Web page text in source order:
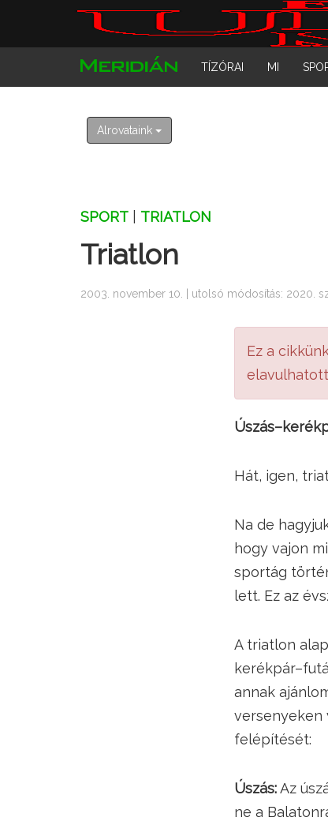
TÍZÓRAI MI
Alrovataink
SPORT TRIATLON
Triatlon
2003. november 10. | utolsó módosítás: 2020.
Ez a
Hát, igen,
Na de
hogy vajon
sportág
lett. Ez az
A triatlon
annak
versenyeken
felépítését:
Úszás:Az
ne a